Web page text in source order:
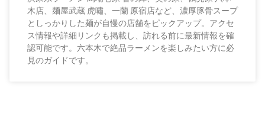
木店、麺屋武蔵 虎嘯、一蘭 原宿店など、濃厚豚骨スープ
としっかりした麺が自慢の店舗をピックアップ。アクセ
ス情報や詳細リンクも掲載し、訪れる前に最新情報を確
認可能です。六本木で絶品ラーメンを楽しみたい方に必
見のガイドです。